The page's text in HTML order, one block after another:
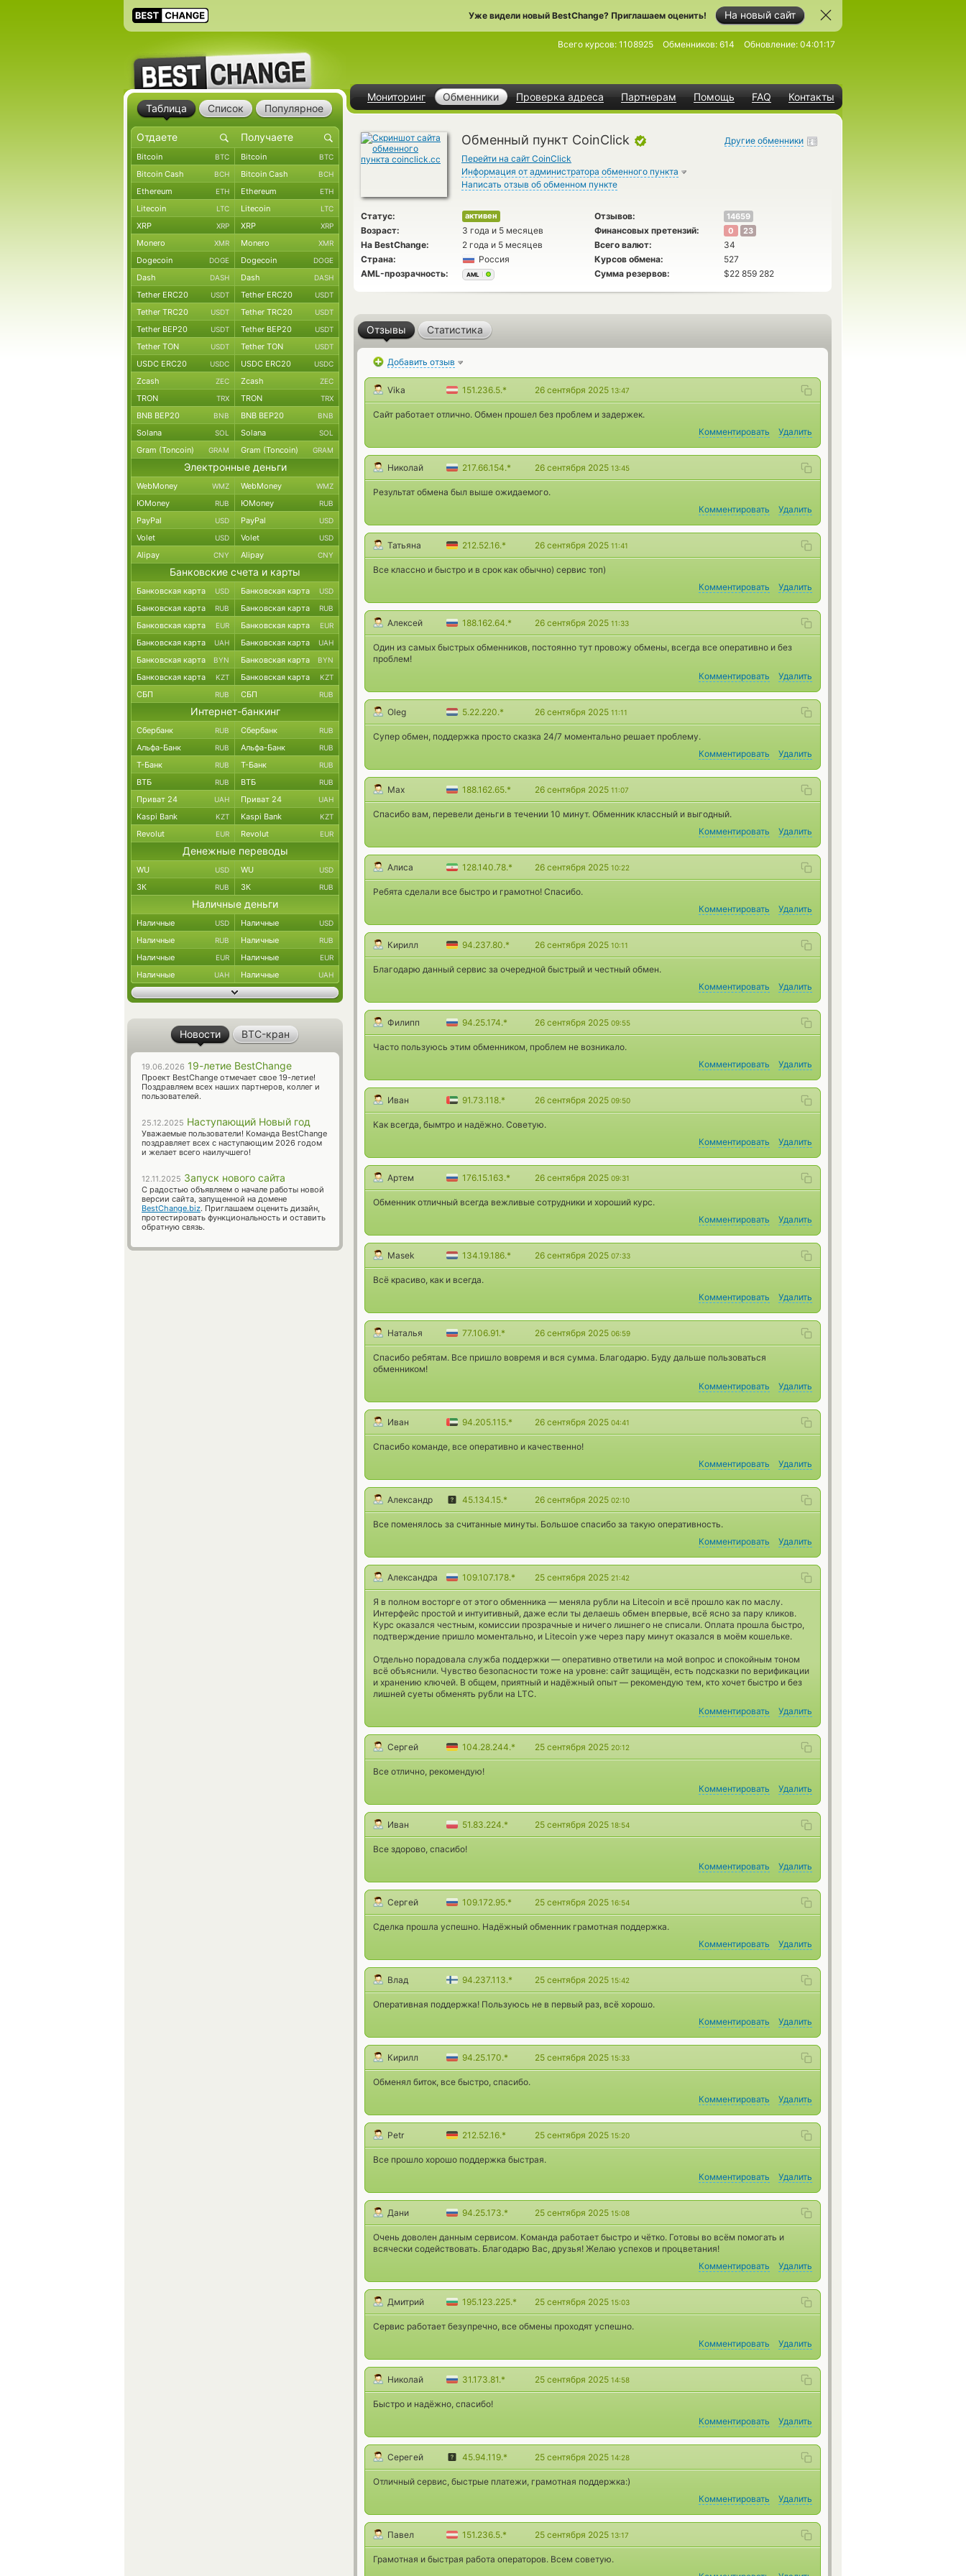
На новый сайт
Уже видели новый BestChange? Приглашаем оценить!
Мониторинг Обменники Проверка адреса Партнерам Помощь FAQ Контакты
Всего курсов: 1108925 Обменников: 614 Обновление: 04:01:17
Обменный пункт CoinClick
Перейти на сайт CoinClick
Информация от администратора обменного пункта
Написать отзыв об обменном пункте
Другие обменники
Статус: активен Отзывов: 14659
Возраст: 3 года и 5 месяцев Финансовых претензий: 0 23
На BestChange: 2 года и 5 месяцев Всего валют:
34
Страна:
Россия Курсов обмена:
527
AML-прозрачность:
AML Сумма резервов: $22 859 282
Отзывы Статистика
Добавить отзыв
Vika 151.236.5.* 26 сентября 2025 13:47
Сайт работает отлично. Обмен прошел без проблем и задержек.
Комментировать
Удалить
Николай 217.66.154.* 26 сентября 2025 13:45
Результат обмена был выше ожидаемого.
Комментировать
Удалить
Татьяна 212.52.16.* 26 сентября 2025 11:41
Все классно и быстро и в срок как обычно) сервис топ)
Комментировать
Удалить
Алексей 188.162.64.* 26 сентября 2025 11:33
Один из самых быстрых обменников, постоянно тут провожу обмены, всегда все оперативно и без
проблем!
Комментировать
Удалить
Oleg 5.22.220.* 26 сентября 2025 11:11
Супер обмен, поддержка просто сказка 24/7 моментально решает проблему.
Комментировать
Удалить
Max 188.162.65.* 26 сентября 2025 11:07
Спасибо вам, перевели деньги в течении 10 минут. Обменник классный и выгодный.
Комментировать
Удалить
Алиса 128.140.78.* 26 сентября 2025 10:22
Ребята сделали все быстро и грамотно! Спасибо.
Комментировать
Удалить
Кирилл 94.237.80.* 26 сентября 2025 10:11
Благодарю данный сервис за очередной быстрый и честный обмен.
Комментировать
Удалить
Филипп 94.25.174.* 26 сентября 2025 09:55
Часто пользуюсь этим обменником, проблем не возникало.
Комментировать
Удалить
Иван 91.73.118.* 26 сентября 2025 09:50
Как всегда, бымтро и надёжно. Советую.
Комментировать
Удалить
Артем 176.15.163.* 26 сентября 2025 09:31
Обменник отличный всегда вежливые сотрудники и хороший курс.
Комментировать
Удалить
Masek 134.19.186.* 26 сентября 2025 07:33
Всё красиво, как и всегда.
Комментировать
Удалить
Наталья 77.106.91.* 26 сентября 2025 06:59
Спасибо ребятам. Все пришло вовремя и вся сумма. Благодарю. Буду дальше пользоваться
обменником!
Комментировать
Удалить
Иван 94.205.115.* 26 сентября 2025 04:41
Спасибо команде, все оперативно и качественно!
Комментировать
Удалить
Александр 45.134.15.* 26 сентября 2025 02:10
Все поменялось за считанные минуты. Большое спасибо за такую оперативность.
Комментировать
Удалить
Александра 109.107.178.* 25 сентября 2025 21:42
Я в полном восторге от этого обменника — меняла рубли на Litecoin и всё прошло как по маслу.
Интерфейс простой и интуитивный, даже если ты делаешь обмен впервые, всё ясно за пару кликов.
Курс оказался честным, комиссии прозрачные и ничего лишнего не списали. Оплата прошла быстро,
подтверждение пришло моментально, и Litecoin уже через пару минут оказался в моём кошельке.
Отдельно порадовала служба поддержки — оперативно ответили на мой вопрос и спокойным тоном
всё объяснили. Чувство безопасности тоже на уровне: сайт защищён, есть подсказки по верификации
и хранению ключей. В общем, приятный и надёжный опыт — рекомендую тем, кто хочет быстро и без
лишней суеты обменять рубли на LTC.
Комментировать
Удалить
Сергей 104.28.244.* 25 сентября 2025 20:12
Все отлично, рекомендую!
Комментировать
Удалить
Иван 51.83.224.* 25 сентября 2025 18:54
Все здорово, спасибо!
Комментировать
Удалить
Сергей 109.172.95.* 25 сентября 2025 16:54
Сделка прошла успешно. Надёжный обменник грамотная поддержка.
Комментировать
Удалить
Влад 94.237.113.* 25 сентября 2025 15:42
Оперативная поддержка! Пользуюсь не в первый раз, всё хорошо.
Комментировать
Удалить
Кирилл 94.25.170.* 25 сентября 2025 15:33
Обменял биток, все быстро, спасибо.
Комментировать
Удалить
Petr 212.52.16.* 25 сентября 2025 15:20
Все прошло хорошо поддержка быстрая.
Комментировать
Удалить
Дани 94.25.173.* 25 сентября 2025 15:08
Очень доволен данным сервисом. Команда работает быстро и чётко. Готовы во всём помогать и
всячески содействовать. Благодарю Вас, друзья! Желаю успехов и процветания!
Комментировать
Удалить
Дмитрий 195.123.225.* 25 сентября 2025 15:03
Сервис работает безупречно, все обмены проходят успешно.
Комментировать
Удалить
Николай 31.173.81.* 25 сентября 2025 14:58
Быстро и надёжно, спасибо!
Комментировать
Удалить
Серегей 45.94.119.* 25 сентября 2025 14:28
Отличный сервис, быстрые платежи, грамотная поддержка:)
Комментировать
Удалить
Павел 151.236.5.* 25 сентября 2025 13:17
Грамотная и быстрая работа операторов. Всем советую.
Таблица Список Популярное
Bitcoin BTC Bitcoin BTC
Bitcoin Cash BCH Bitcoin Cash BCH
Ethereum ETH Ethereum ETH
Litecoin LTC Litecoin LTC
XRP XRP XRP XRP
Monero XMR Monero XMR
Dogecoin DOGE Dogecoin DOGE
Dash DASH Dash DASH
Tether ERC20 USDT Tether ERC20 USDT
Tether TRC20 USDT Tether TRC20 USDT
Tether BEP20 USDT Tether BEP20 USDT
Tether TON USDT Tether TON USDT
USDC ERC20 USDC USDC ERC20 USDC
Zcash ZEC Zcash ZEC
TRON TRX TRON TRX
BNB BEP20 BNB BNB BEP20 BNB
Solana SOL Solana SOL
Gram (Toncoin) GRAM Gram (Toncoin) GRAM
Электронные деньги
WebMoney WMZ WebMoney WMZ
ЮMoney RUB ЮMoney RUB
PayPal USD PayPal USD
Volet USD Volet USD
Alipay CNY Alipay CNY
Банковские счета и карты
Банковская карта USD Банковская карта USD
Банковская карта RUB Банковская карта RUB
Банковская карта EUR Банковская карта EUR
Банковская карта UAH Банковская карта UAH
Банковская карта BYN Банковская карта BYN
Банковская карта KZT Банковская карта KZT
СБП RUB СБП RUB
Интернет-банкинг
Сбербанк RUB Сбербанк RUB
Альфа-Банк RUB Альфа-Банк RUB
Т-Банк RUB Т-Банк RUB
ВТБ RUB ВТБ RUB
Приват 24 UAH Приват 24 UAH
Kaspi Bank KZT Kaspi Bank KZT
Revolut EUR Revolut EUR
Денежные переводы
WU USD WU USD
ЗК RUB ЗК RUB
Наличные деньги
Наличные USD Наличные USD
Наличные RUB Наличные RUB
Наличные EUR Наличные EUR
Наличные UAH Наличные UAH
Новости BTC-кран
19.06.2026 19-летие BestChange
Проект BestChange отмечает свое 19-летие!
Поздравляем всех наших партнеров, коллег и
пользователей.
25.12.2025 Наступающий Новый год
Уважаемые пользователи! Команда BestChange
поздравляет всех с наступающим 2026 годом
и желает всего наилучшего!
12.11.2025 Запуск нового сайта
С радостью объявляем о начале работы новой
версии сайта, запущенной на домене
BestChange.biz. Приглашаем оценить дизайн,
протестировать функциональность и оставить
обратную связь.